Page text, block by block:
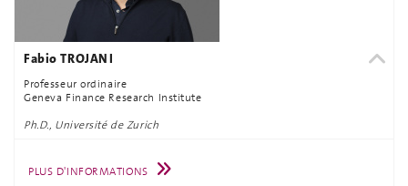
Fabio TROJANI
Professeur ordinaire
Geneva Finance Research Institute
Ph.D., Université de Zurich
PLUS D'INFORMATIONS